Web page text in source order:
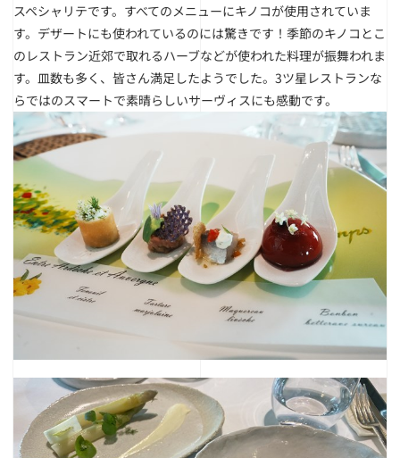
スペシャリテです。すべてのメニューにキノコが使用されていま
す。デザートにも使われているのには驚きです！季節のキノコとこ
のレストラン近郊で取れるハーブなどが使われた料理が振舞われま
す。皿数も多く、皆さん満足したようでした。3ツ星レストランな
らではのスマートで素晴らしいサーヴィスにも感動です。